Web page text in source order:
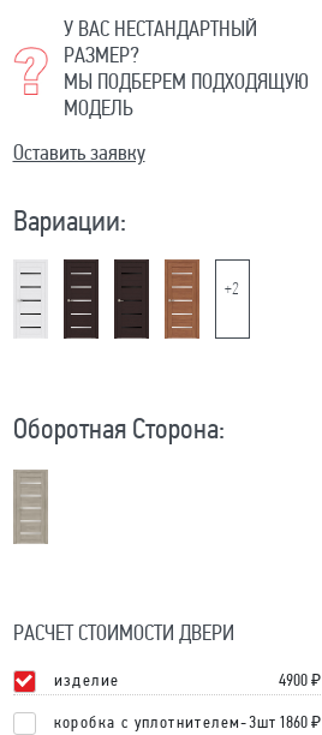
У ВАС НЕСТАНДАРТНЫЙ
РАЗМЕР?
МЫ ПОДБЕРЕМ ПОДХОДЯЩУЮ
МОДЕЛЬ
Оставить заявку
Вариации:
+2
Оборотная Сторона:
РАСЧЕТ СТОИМОСТИ ДВЕРИ
изделие 4900₽
коробка с уплотнителем-3шт 1860 ₽